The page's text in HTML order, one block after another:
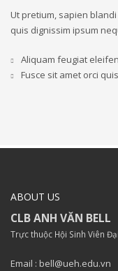
Ut pretium, sapien
quis dignissim ipsum
Aliquam feugiat
Fusce sit amet orci
ABOUT US
CLB ANH VĂN BELL
Trực thuộc Hội Sinh Viên
Email : bell@ueh.edu.vn